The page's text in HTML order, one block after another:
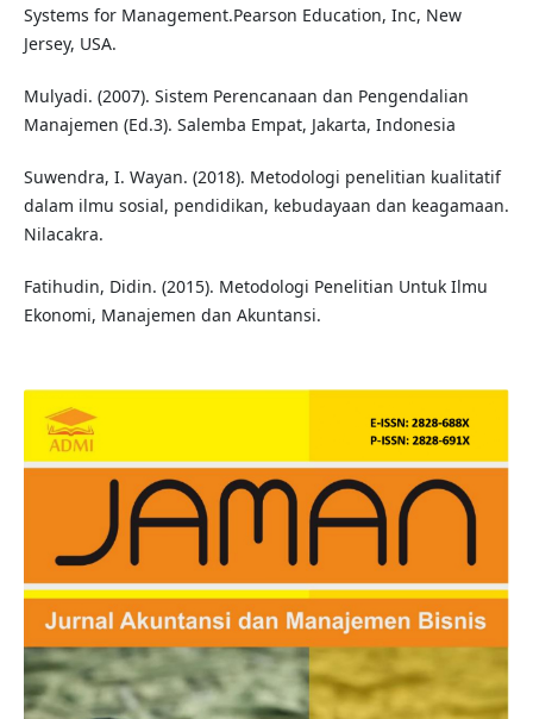
Systems for Management.Pearson Education, Inc, New
Jersey, USA.
Mulyadi. (2007). Sistem Perencanaan dan Pengendalian
Manajemen (Ed.3). Salemba Empat, Jakarta, Indonesia
Suwendra, I. Wayan. (2018). Metodologi penelitian kualitatif
dalam ilmu sosial, pendidikan, kebudayaan dan keagamaan.
Nilacakra.
Fatihudin, Didin. (2015). Metodologi Penelitian Untuk Ilmu
Ekonomi, Manajemen dan Akuntansi.